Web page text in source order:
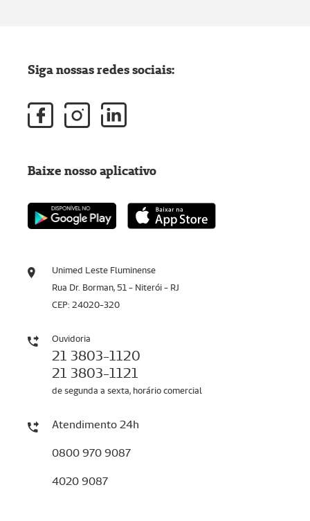
Unimed Leste Fluminense
Rua Dr. Borman, 51 - Niterói - RJ
CEP: 24020-320
Ouvidoria
21 3803-1120
21 3803-1121
de segunda a sexta, horário comercial
Atendimento 24h
0800 970 9087
4020 9087
Siga nossas redes sociais:
Baixe nosso aplicativo